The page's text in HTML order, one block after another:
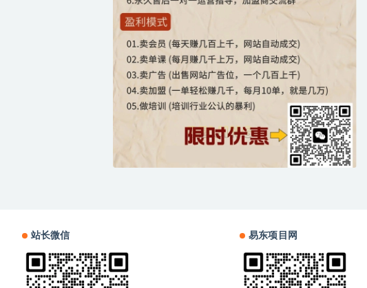
站长微信 易东项目网